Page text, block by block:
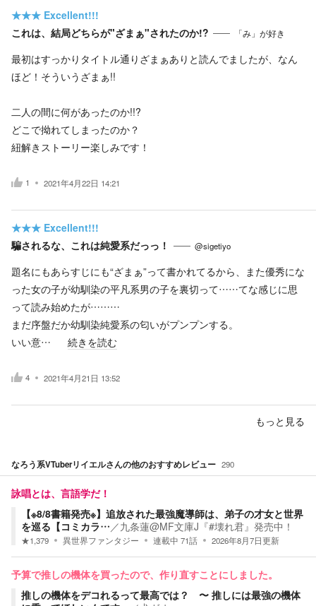
★★★ Excellent!!!
これは、結局どちらが"ざまぁ"されたのか!?
「み」が好き
最初はすっかりタイトル通りざまぁありと読んでましたが、なん
ほど！そういうざまぁ!!
二人の間に何があったのか!!?
どこで拗れてしまったのか？
紐解きストーリー楽しみです！
1 2021年4月22日 14:21
★★★ Excellent!!!
騙されるな、これは純愛系だっっ！
@sigetiyo
題名にもあらすじにも“ざまぁ”って書かれてるから、また優秀にな
った女の子が幼馴染の平凡系男の子を裏切って……てな感じに思
って読み始めたが………
まだ序盤だか幼馴染純愛系の匂いがプンプンする。
いい意…
続きを読む
4 2021年4月21日 13:52
もっと見る
なろう系VTuberリイエルさんの他のおすすめレビュー 290
詠唱とは、言語学だ！
【※8/8書籍発売※】追放された最強魔導師は、弟子の才女と世界
を巡る【コミカラ… ／九条蓮@MF文庫J『#壊れ君』発売中！
★1,379 異世界ファンタジー 連載中 71話 2026年8月7日更新
予算で推しの機体を買ったので、作り直すことにしました。
推しの機体をデコれるって最高では？ 〜 推しには最強の機体